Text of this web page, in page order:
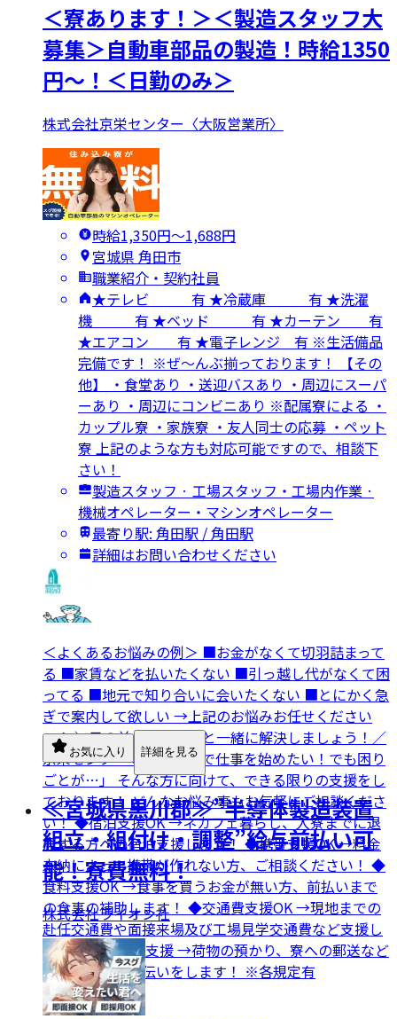
＜寮あります！＞＜製造スタッフ大
募集＞自動車部品の製造！時給1350
円～！＜日勤のみ＞
株式会社京栄センター〈大阪営業所〉
時給1,350円〜1,688円
宮城県 角田市
職業紹介・契約社員
★テレビ 有 ★冷蔵庫 有 ★洗濯
機 有 ★ベッド 有 ★カーテン 有
★エアコン 有 ★電子レンジ 有 ※生活備品
完備です！ ※ぜ～んぶ揃っております！ 【その
他】 ・食堂あり ・送迎バスあり ・周辺にスーパ
ーあり ・周辺にコンビニあり ※配属寮による ・
カップル寮 ・家族寮 ・友人同士の応募 ・ペット
寮 上記のような方も対応可能ですので、相談下
さい！
製造スタッフ · 工場スタッフ・工場内作業 ·
機械オペレーター・マシンオペレーター
最寄り駅: 角田駅 / 角田駅
詳細はお問い合わせください
＜よくあるお悩みの例＞ ■お金がなくて切羽詰まって
る ■家賃などを払いたくない ■引っ越し代がなくて困
ってる ■地元で知り合いに会いたくない ■とにかく急
ぎで案内して欲しい →上記のお悩みお任せください
ッ！ ＼目の前のお困りごと一緒に解決しましょう！／
京栄センターでは 「工場で仕事を始めたい！でも困り
ごとが…」 そんな方に向けて、できる限りの支援をし
ております！ どんなお悩み事もお気軽にご相談くださ
い！ ◆宿泊支援OK →ネカフェ暮らし、入寮までに退
居する方への宿泊支援します！ ◆携帯支援OK →料金
未納によって携帯が作れない方、ご相談ください！ ◆
食料支援OK →食事を買うお金が無い方、前払いまで
の食事の補助します！ ◆交通費支援OK →現地までの
赴任交通費や面接来場及び工場見学交通費など支援し
ます ◆引っ越し支援 →荷物の預かり、寮への郵送など
引っ越しのお手伝いをします！ ※各規定有
お気に入り 詳細を見る
≪宮城県黒川郡≫”半導体製造装置
組立・組付け・調整”給与前払い可
能！寮費無料！
株式会社ライオン社